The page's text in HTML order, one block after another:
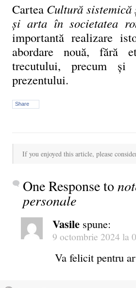
Cartea Cultură
și arta în societatea
importantă realizare
abordare nouă, fără
trecutului, precum
prezentului.
Share
If you enjoyed this article, please
One Response to
personale
Vasile spune:
9 octombrie 2024 la
Va felicit pentru